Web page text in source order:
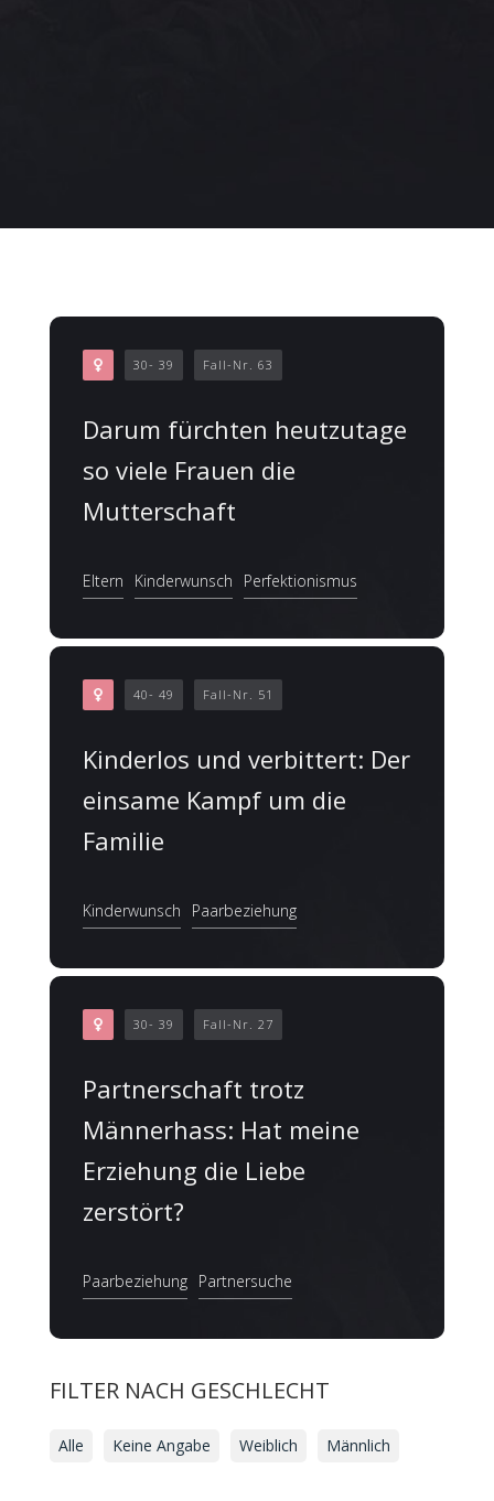
30- 39 Fall-Nr. 63
Darum fürchten heutzutage
so viele Frauen die
Mutterschaft
Eltern Kinderwunsch Perfektionismus
40- 49 Fall-Nr. 51
Kinderlos und verbittert: Der
einsame Kampf um die
Familie
Kinderwunsch Paarbeziehung
30- 39 Fall-Nr. 27
Partnerschaft trotz
Männerhass: Hat meine
Erziehung die Liebe
zerstört?
Paarbeziehung Partnersuche
FILTER NACH GESCHLECHT
Alle Keine Angabe Weiblich Männlich